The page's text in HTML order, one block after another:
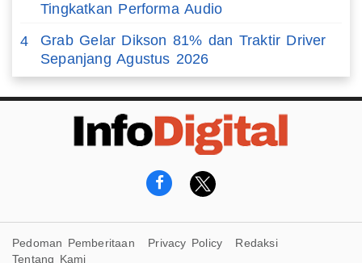
Tingkatkan Performa Audio
4
Grab Gelar Dikson 81% dan Traktir Driver
Sepanjang Agustus 2026
Pedoman Pemberitaan Privacy Policy
Redaksi
Tentang Kami